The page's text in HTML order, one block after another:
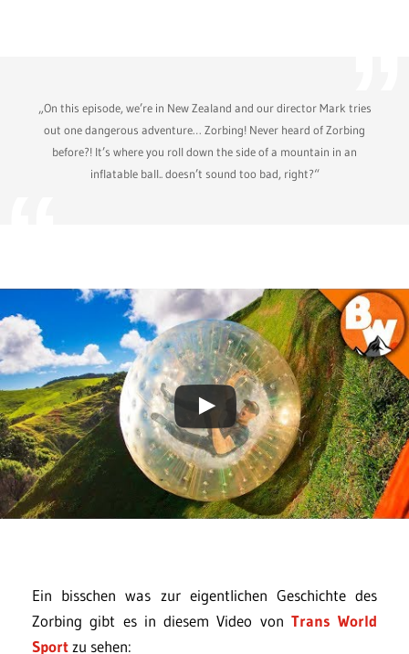
„On this episode, we’re in New Zealand and our director Mark tries
out one dangerous adventure… Zorbing! Never heard of Zorbing
before?! It’s where you roll down the side of a mountain in an
inflatable ball.. doesn’t sound too bad, right?“
Ein bisschen was zur eigentlichen Geschichte des
Zorbing gibt es in diesem Video von Trans World
Sportzu sehen: